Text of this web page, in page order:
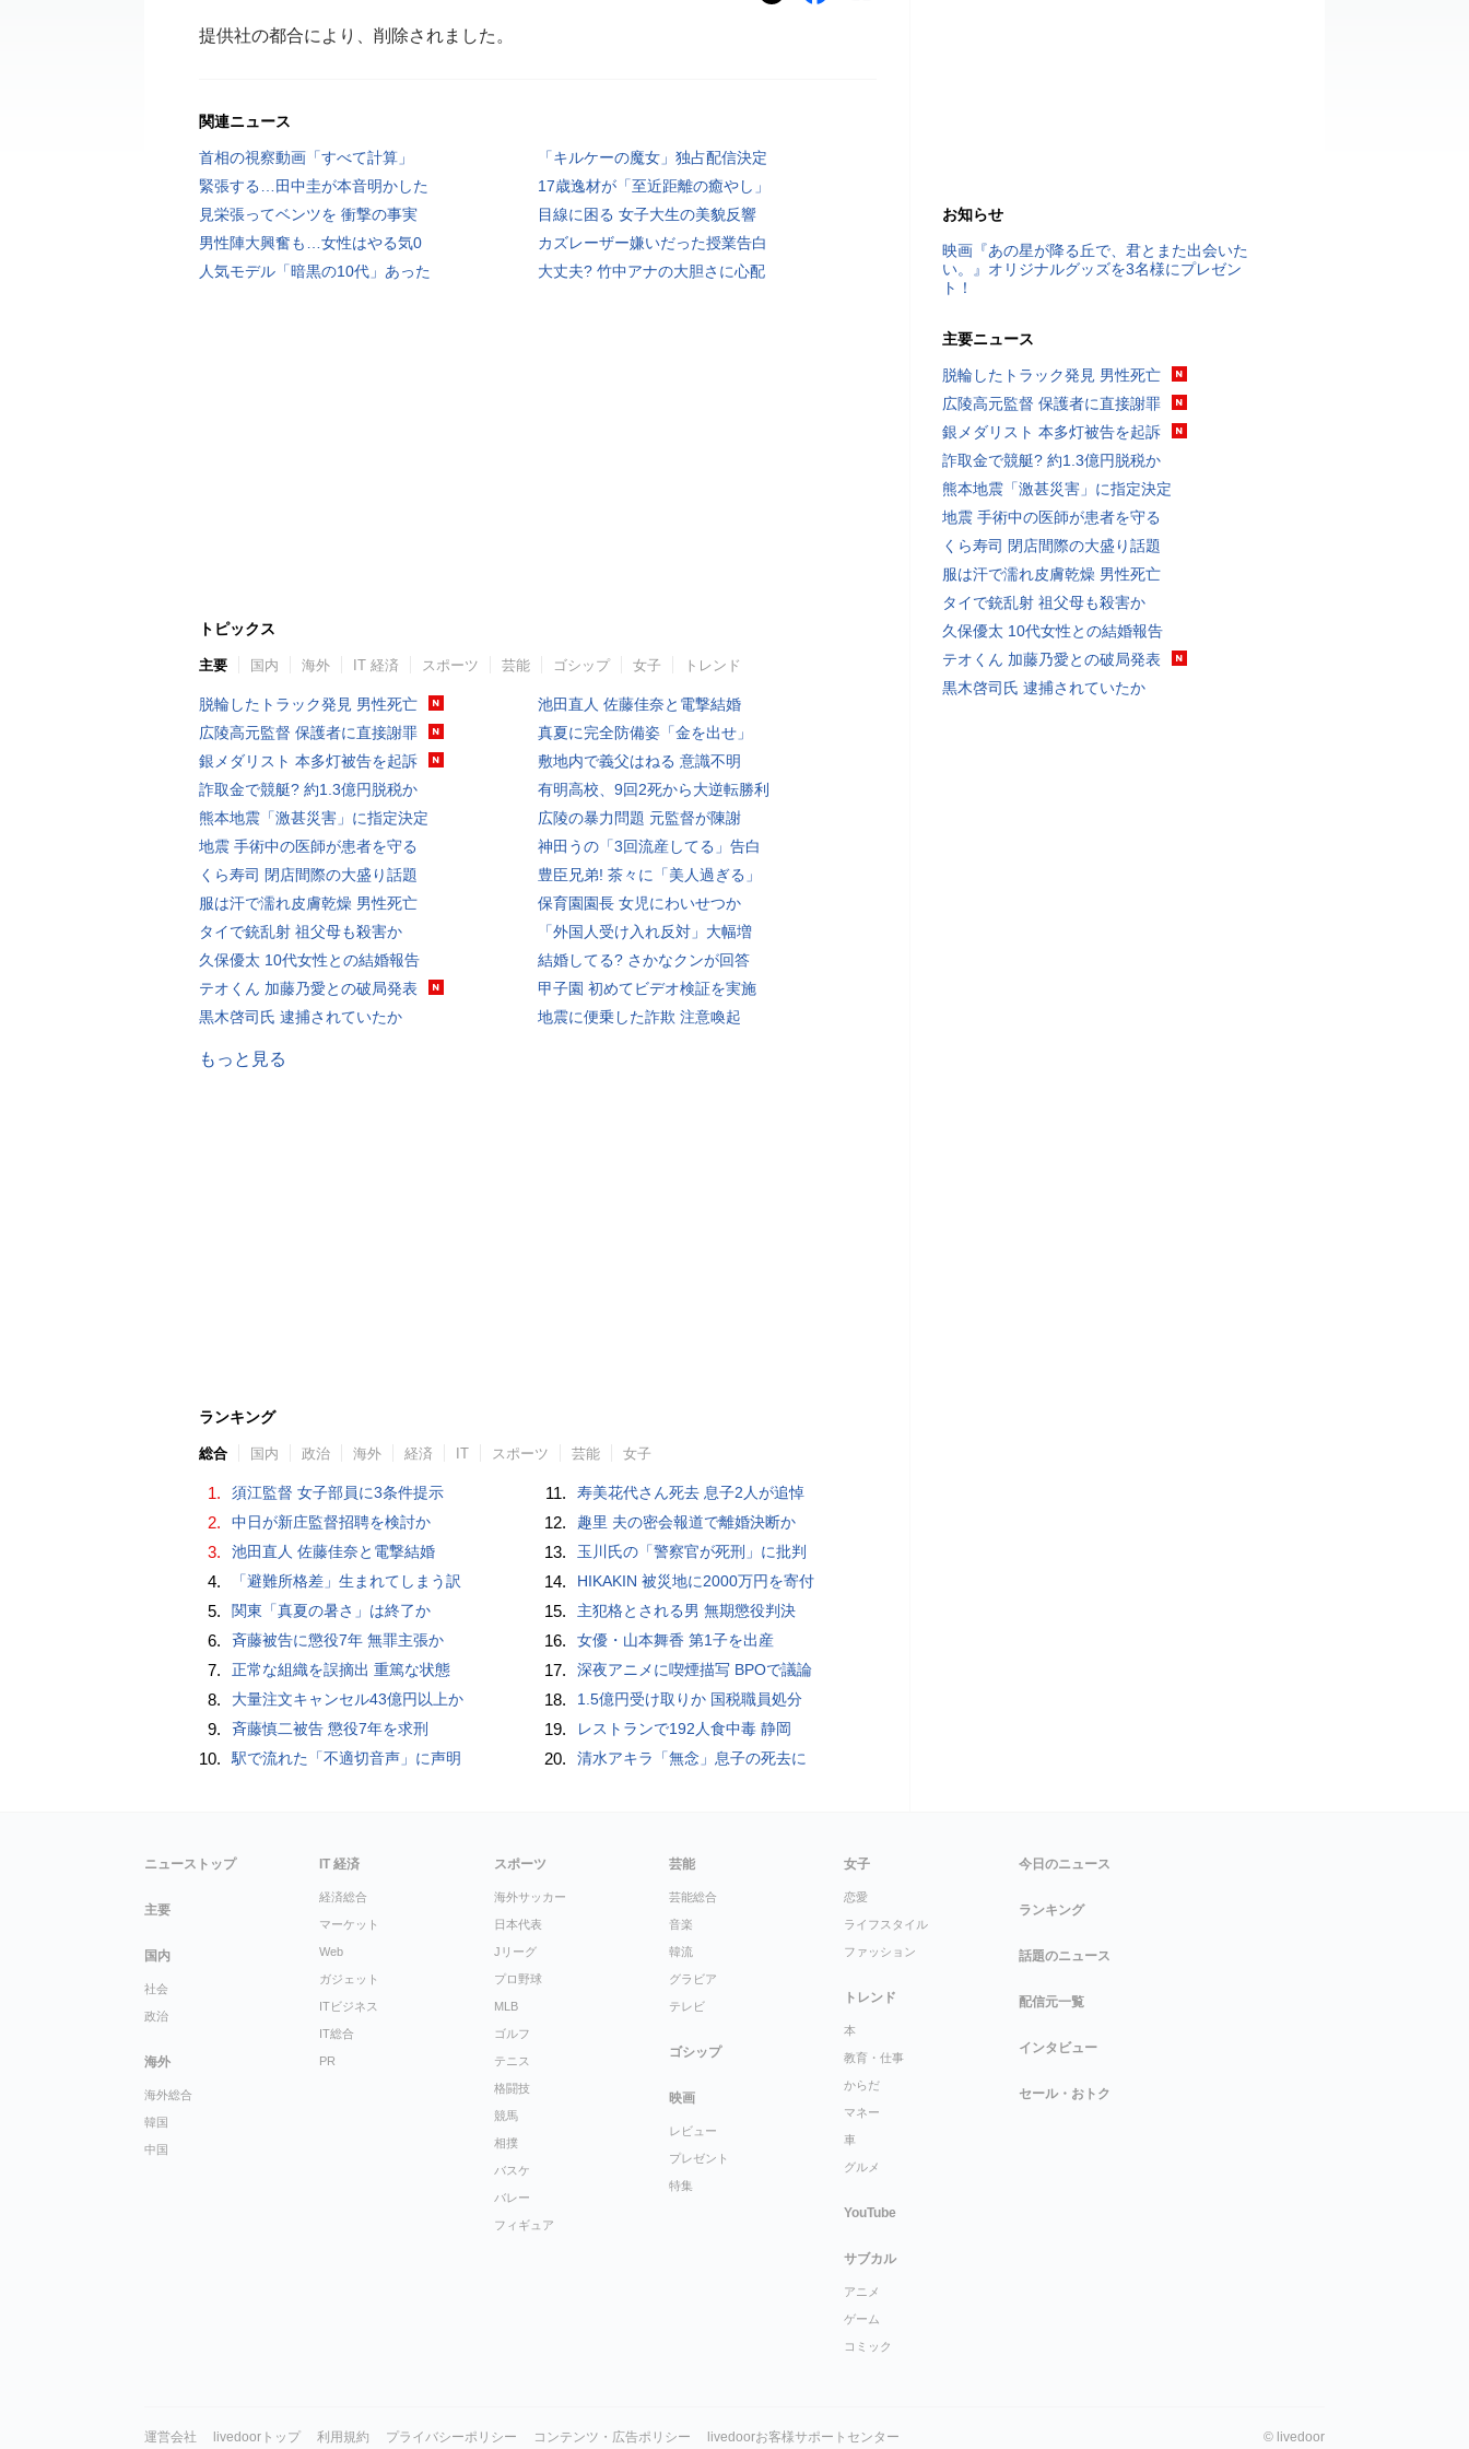
提供社の都合により、削除されました。
関連ニュース
首相の視察動画「すべて計算」
「キルケーの魔女」独占配信決定
緊張する…田中圭が本音明かした
17歳逸材が「至近距離の癒やし」
見栄張ってベンツを 衝撃の事実
目線に困る 女子大生の美貌反響
男性陣大興奮も…女性はやる気0
カズレーザー嫌いだった授業告白
人気モデル「暗黒の10代」あった
大丈夫? 竹中アナの大胆さに心配
トピックス
主要 国内 海外 IT 経済 スポーツ 芸能 ゴシップ 女子 トレンド
脱輪したトラック発見 男性死亡
広陵高元監督 保護者に直接謝罪
銀メダリスト 本多灯被告を起訴
詐取金で競艇? 約1.3億円脱税か
熊本地震「激甚災害」に指定決定
地震 手術中の医師が患者を守る
くら寿司 閉店間際の大盛り話題
服は汗で濡れ皮膚乾燥 男性死亡
タイで銃乱射 祖父母も殺害か
久保優太 10代女性との結婚報告
テオくん 加藤乃愛との破局発表
黒木啓司氏 逮捕されていたか
池田直人 佐藤佳奈と電撃結婚
真夏に完全防備姿「金を出せ」
敷地内で義父はねる 意識不明
有明高校、9回2死から大逆転勝利
広陵の暴力問題 元監督が陳謝
神田うの「3回流産してる」告白
豊臣兄弟! 茶々に「美人過ぎる」
保育園園長 女児にわいせつか
「外国人受け入れ反対」大幅増
結婚してる? さかなクンが回答
甲子園 初めてビデオ検証を実施
地震に便乗した詐欺 注意喚起
もっと見る
ランキング
総合 国内 政治 海外 経済 IT スポーツ 芸能 女子
1. 須江監督 女子部員に3条件提示
2. 中日が新庄監督招聘を検討か
3. 池田直人 佐藤佳奈と電撃結婚
4. 「避難所格差」生まれてしまう訳
5. 関東「真夏の暑さ」は終了か
6. 斉藤被告に懲役7年 無罪主張か
7. 正常な組織を誤摘出 重篤な状態
8. 大量注文キャンセル43億円以上か
9. 斉藤慎二被告 懲役7年を求刑
10. 駅で流れた「不適切音声」に声明
11. 寿美花代さん死去 息子2人が追悼
12. 趣里 夫の密会報道で離婚決断か
13. 玉川氏の「警察官が死刑」に批判
14. HIKAKIN 被災地に2000万円を寄付
15. 主犯格とされる男 無期懲役判決
16. 女優・山本舞香 第1子を出産
17. 深夜アニメに喫煙描写 BPOで議論
18. 1.5億円受け取りか 国税職員処分
19. レストランで192人食中毒 静岡
20. 清水アキラ「無念」息子の死去に
お知らせ
映画『あの星が降る丘で、君とまた出会いた
い。』オリジナルグッズを3名様にプレゼン
ト！
主要ニュース
脱輪したトラック発見 男性死亡
広陵高元監督 保護者に直接謝罪
銀メダリスト 本多灯被告を起訴
詐取金で競艇? 約1.3億円脱税か
熊本地震「激甚災害」に指定決定
地震 手術中の医師が患者を守る
くら寿司 閉店間際の大盛り話題
服は汗で濡れ皮膚乾燥 男性死亡
タイで銃乱射 祖父母も殺害か
久保優太 10代女性との結婚報告
テオくん 加藤乃愛との破局発表
黒木啓司氏 逮捕されていたか
ニューストップ
主要
国内
社会
政治
海外
海外総合
韓国
中国
IT 経済
経済総合
マーケット
Web
ガジェット
ITビジネス
IT総合
PR
スポーツ
海外サッカー
日本代表
Jリーグ
プロ野球
MLB
ゴルフ
テニス
格闘技
競馬
相撲
バスケ
バレー
フィギュア
芸能
芸能総合
音楽
韓流
グラビア
テレビ
ゴシップ
映画
レビュー
プレゼント
特集
女子
恋愛
ライフスタイル
ファッション
トレンド
本
教育・仕事
からだ
マネー
車
グルメ
YouTube
サブカル
アニメ
ゲーム
コミック
今日のニュース
ランキング
話題のニュース
配信元一覧
インタビュー
セール・おトク
運営会社 livedoorトップ 利用規約 プライバシーポリシー コンテンツ・広告ポリシー livedoorお客様サポートセンター © livedoor